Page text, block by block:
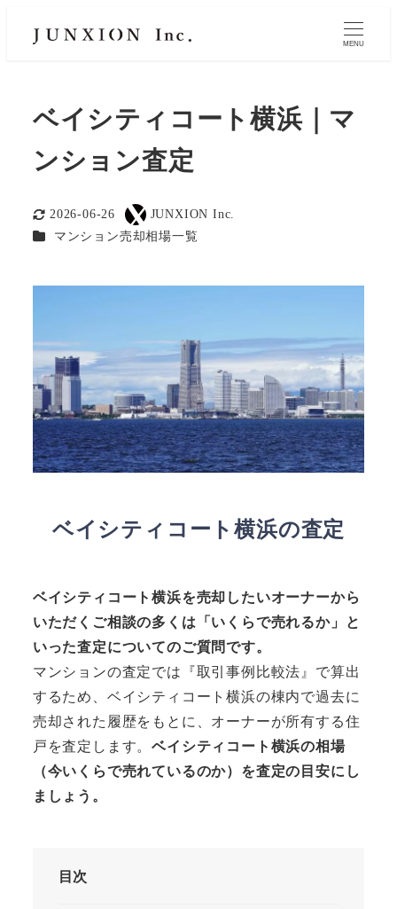
MENU
ベイシティコート横浜｜マ
ンション査定
更新日
2026-06-26
著
者
JUNXION Inc.
カテゴリー
マンション売却相場一覧
ベイシティコート横浜の査定
ベイシティコート横浜を売却したいオーナーから
いただくご相談の多くは「いくらで売れるか」と
いった査定についてのご質問です。
マンションの査定では『取引事例比較法』で算出
するため、ベイシティコート横浜の棟内で過去に
売却された履歴をもとに、オーナーが所有する住
戸を査定します。ベイシティコート横浜の相場
（今いくらで売れているのか）を査定の目安にし
ましょう。
目次